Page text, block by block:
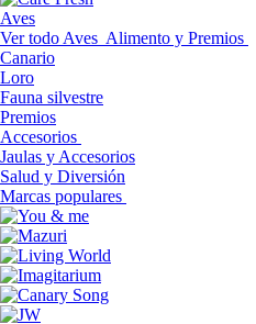
Aves
Ver todo Aves Alimento y Premios
Canario
Loro
Fauna silvestre
Premios
Accesorios
Jaulas y Accesorios
Salud y Diversión
Marcas populares